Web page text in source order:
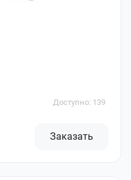
Доступно: 139
Заказать